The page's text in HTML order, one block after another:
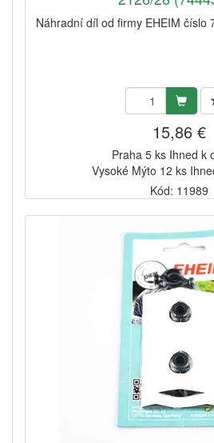
Náhradní díl od firmy EHEIM číslo
15,86 €
Praha 5 ks Ihned k
Vysoké Mýto 12 ks
Kód: 11989